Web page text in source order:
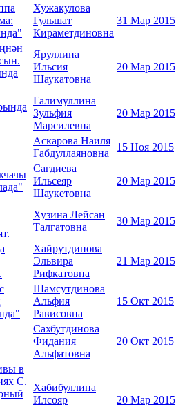
Хужакулова
Гульшат
Кираметдиновна
31 Мар 2015
Яруллина
Ильсия
Шаукатовна
20 Мар 2015
Галимуллина
Зульфия
Марсилевна
20 Мар 2015
Аскарова Наиля
Габдуллаяновна
15 Ноя 2015
Сагдиева
Ильсеяр
Шаукетовна
20 Мар 2015
Хузина Лейсан
Талгатовна
30 Мар 2015
Хайрутдинова
Эльвира
Рифкатовна
21 Мар 2015
Шамсутдинова
Альфия
Рависовна
15 Окт 2015
Сахбутдинова
Фидания
Альфатовна
20 Окт 2015
в
С.
Хабибуллина
Илсояр
20 Мар 2015